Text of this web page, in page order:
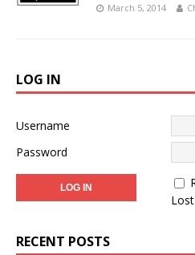
March 5, 2014
LOG IN
Username
Password
RECENT POSTS